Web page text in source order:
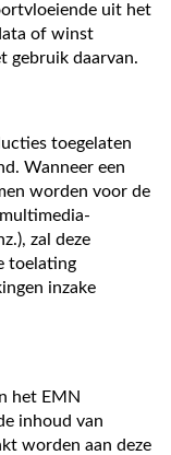
uit het
of winst
gebruik daarvan.
toegelaten
Wanneer een
worden voor de
zal deze
toelating
inzake
het EMN
inhoud van
worden aan deze